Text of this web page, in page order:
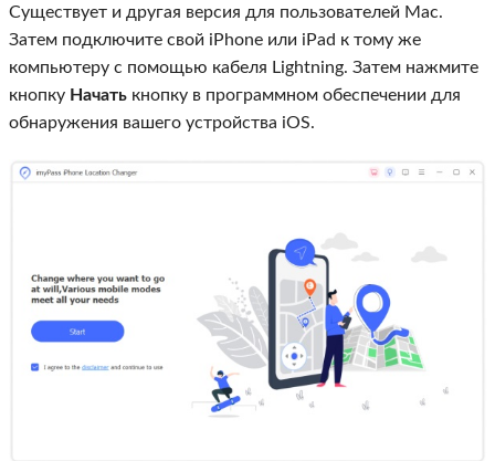
Существует и другая версия для пользователей Mac.
Затем подключите свой iPhone или iPad к тому же
компьютеру с помощью кабеля Lightning. Затем нажмите
кнопку Начать кнопку в программном обеспечении для
обнаружения вашего устройства iOS.